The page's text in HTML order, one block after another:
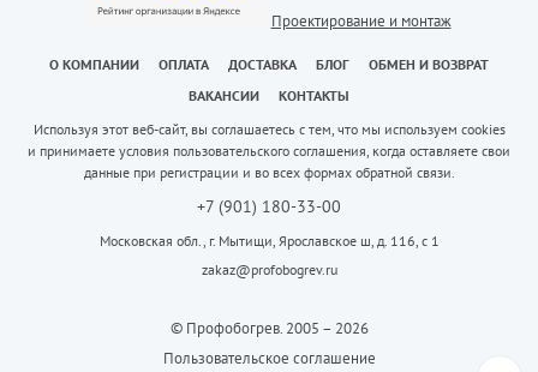
Проектирование и монтаж
О КОМПАНИИ ОПЛАТА ДОСТАВКА БЛОГ
ОБМЕН И ВОЗВРАТ
ВАКАНСИИ
КОНТАКТЫ
Используя этот веб-сайт, вы соглашаетесь с тем, что мы используем cookies
и принимаете условия пользовательского соглашения, когда оставляете свои
данные при регистрации и во всех формах обратной связи.
+7 (901) 180-33-00
Московская обл., г. Мытищи, Ярославское ш, д. 116, с 1
zakaz@profobogrev.ru
© Профобогрев. 2005 – 2026
Пользовательское соглашение